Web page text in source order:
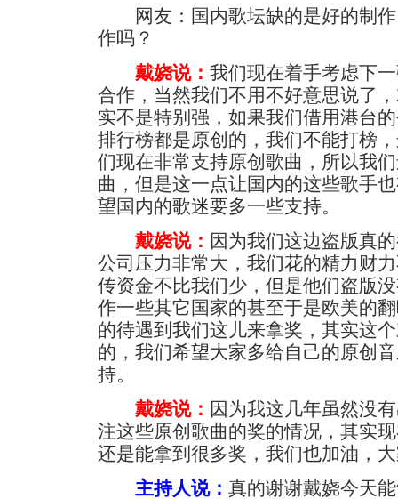
网友：国内歌坛缺的是好的制作
作吗？
戴娆说： 我们现在着手考虑下
合作，当然我们不用不好意思说了
实不是特别强，如果我们借用港台
排行榜都是原创的，我们不能打榜
们现在非常支持原创歌曲，所以我
曲，但是这一点让国内的这些歌手
望国内的歌迷要多一些支持。
戴娆说： 因为我们这边盗版真
公司压力非常大，我们花的精力财
传资金不比我们少，但是他们盗版
作一些其它国家的甚至于是欧美的
的待遇到我们这儿来拿奖，其实这
的，我们希望大家多给自己的原创
持。
戴娆说： 因为我这几年虽然没
注这些原创歌曲的奖的情况，其实
还是能拿到很多奖，我们也加油，
主持人说： 真的谢谢戴娆今天